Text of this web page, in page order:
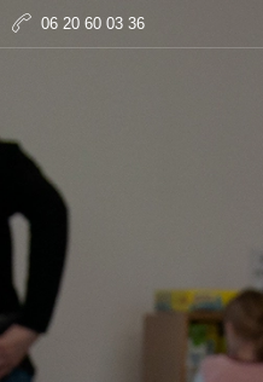
06 20 60 03 36